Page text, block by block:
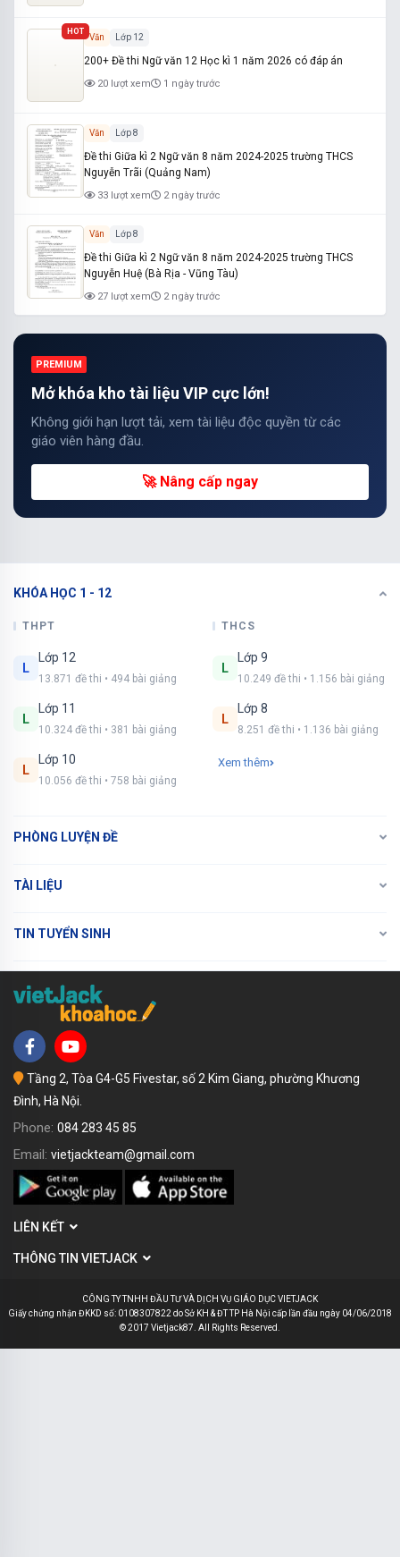
HOT
Văn Lớp 12
200+ Đề thi Ngữ văn 12 Học kì 1 năm 2026 có đáp án
20 lượt xem 1 ngày trước
Văn Lớp 8
Đề thi Giữa kì 2 Ngữ văn 8 năm 2024-2025 trường THCS
Nguyễn Trãi (Quảng Nam)
33 lượt xem 2 ngày trước
Văn Lớp 8
Đề thi Giữa kì 2 Ngữ văn 8 năm 2024-2025 trường THCS
Nguyễn Huệ (Bà Rịa - Vũng Tàu)
27 lượt xem 2 ngày trước
PREMIUM
Mở khóa kho tài liệu VIP cực lớn!
Không giới hạn lượt tải, xem tài liệu độc quyền từ các
giáo viên hàng đầu.
🚀 Nâng cấp ngay
KHÓA HỌC 1 - 12
THPT
L
Lớp 12
13.871 đề thi • 494 bài giảng
L
Lớp 11
10.324 đề thi • 381 bài giảng
L
Lớp 10
10.056 đề thi • 758 bài giảng
THCS
L
Lớp 9
10.249 đề thi • 1.156 bài giảng
L
Lớp 8
8.251 đề thi • 1.136 bài giảng
Xem thêm
PHÒNG LUYỆN ĐỀ
TÀI LIỆU
TIN TUYỂN SINH
Tầng 2, Tòa G4-G5 Fivestar, số 2 Kim Giang, phường Khương
Đình, Hà Nội.
Phone: 084 283 45 85
Email: vietjackteam@gmail.com
LIÊN KẾT
THÔNG TIN VIETJACK
CÔNG TY TNHH ĐẦU TƯ VÀ DỊCH VỤ GIÁO DỤC VIETJACK
Giấy chứng nhận ĐKKD số: 0108307822 do Sở KH & ĐT TP Hà Nội cấp lần đầu ngày 04/06/2018
© 2017 Vietjack87. All Rights Reserved.